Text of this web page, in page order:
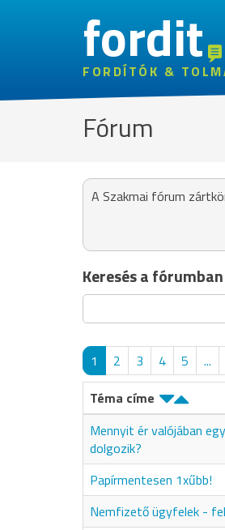
fordit
FORDÍTÓK &
Fórum
A Szakmai fórum
Keresés a fórumban
1 2 3 4 5 ...
Téma címe
Mennyit ér valójában
dolgozik?
Papírmentesen 1xűbb!
Nemfizető ügyfelek -